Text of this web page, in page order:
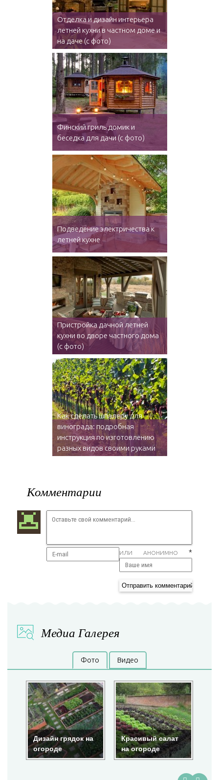
Отделка и дизайн интерьера
летней кухни в частном доме и
на даче (с фото)
Финский гриль домик и
беседка для дачи (с фото)
Подведение электричества к
летней кухне
Пристройка дачной летней
кухни во дворе частного дома
(с фото)
Как сделать шпалеру для
винограда: подробная
инструкция по изготовлению
разных видов своими руками
Комментарии
ИЛИ АНОНИМНО *
Медиа Галерея
Фото Видео
Дизайн грядок на
огороде
Красивый салат
на огороде